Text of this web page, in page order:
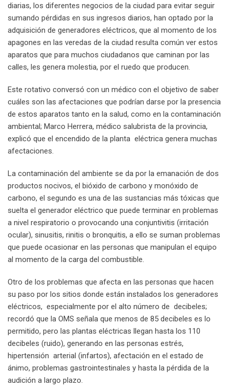
diarias, los diferentes negocios de la ciudad para evitar seguir
sumando pérdidas en sus ingresos diarios, han optado por la
adquisición de generadores eléctricos, que al momento de los
apagones en las veredas de la ciudad resulta común ver estos
aparatos que para muchos ciudadanos que caminan por las
calles, les genera molestia, por el ruedo que producen.
Este rotativo conversó con un médico con el objetivo de saber
cuáles son las afectaciones que podrían darse por la presencia
de estos aparatos tanto en la salud, como en la contaminación
ambiental; Marco Herrera, médico salubrista de la provincia,
explicó que el encendido de la planta eléctrica genera muchas
afectaciones.
La contaminación del ambiente se da por la emanación de dos
productos nocivos, el bióxido de carbono y monóxido de
carbono, el segundo es una de las sustancias más tóxicas que
suelta el generador eléctrico que puede terminar en problemas
a nivel respiratorio o provocando una conjuntivitis (irritación
ocular), sinusitis, rinitis o bronquitis, a ello se suman problemas
que puede ocasionar en las personas que manipulan el equipo
al momento de la carga del combustible.
Otro de los problemas que afecta en las personas que hacen
su paso por los sitios donde están instalados los generadores
eléctricos, especialmente por el alto número de decibeles;
recordó que la OMS señala que menos de 85 decibeles es lo
permitido, pero las plantas eléctricas llegan hasta los 110
decibeles (ruido), generando en las personas estrés,
hipertensión arterial (infartos), afectación en el estado de
ánimo, problemas gastrointestinales y hasta la pérdida de la
audición a largo plazo.